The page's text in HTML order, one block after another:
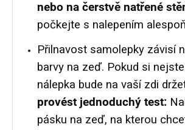
nebo na čerstvě natřené
počkejte s nalepením
Přilnavost samolepky závisí
barvy na zeď. Pokud si
nálepka bude na vaší zdi
provést jednoduchý test:
pásku na zeď, na kterou